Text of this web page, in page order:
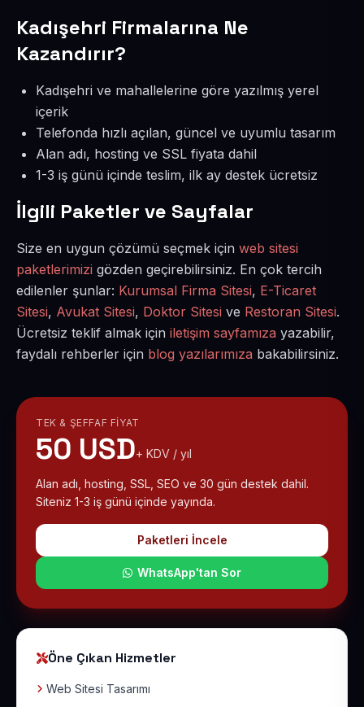
Kadışehri Firmalarına Ne
Kazandırır?
Kadışehri ve mahallelerine göre yazılmış yerel
içerik
Telefonda hızlı açılan, güncel ve uyumlu tasarım
Alan adı, hosting ve SSL fiyata dahil
1-3 iş günü içinde teslim, ilk ay destek ücretsiz
İlgili Paketler ve Sayfalar
Size en uygun çözümü seçmek için web sitesi
paketlerimizi gözden geçirebilirsiniz. En çok tercih
edilenler şunlar: Kurumsal Firma Sitesi, E-Ticaret
Sitesi, Avukat Sitesi, Doktor Sitesi ve Restoran Sitesi.
Ücretsiz teklif almak için iletişim sayfamıza yazabilir,
faydalı rehberler için blog yazılarımıza bakabilirsiniz.
TEK & ŞEFFAF FIYAT
50 USD+ KDV / yıl
Alan adı, hosting, SSL, SEO ve 30 gün destek dahil.
Siteniz 1-3 iş günü içinde yayında.
Paketleri İncele
WhatsApp'tan Sor
Öne Çıkan Hizmetler
Web Sitesi Tasarımı